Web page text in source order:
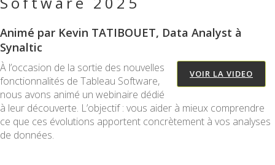
Animé par Kevin TATIBOUET, Data Analyst à
Synaltic
VOIR LA VIDEO
À l’occasion de la sortie des nouvelles
fonctionnalités de Tableau Software,
nous avons animé un webinaire dédié
à leur découverte. L’objectif : vous aider à mieux comprendre
ce que ces évolutions apportent concrètement à vos analyses
de données.